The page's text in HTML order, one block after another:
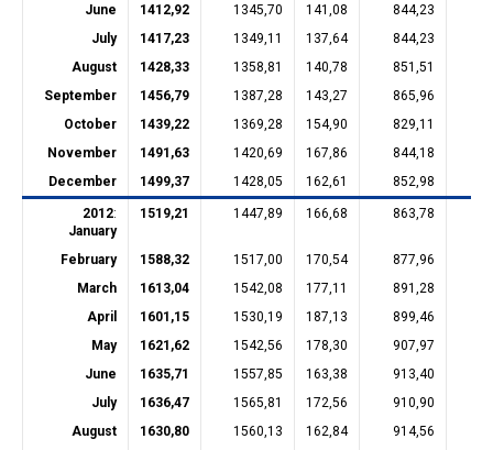
June
1412,92 1345,70 141,08 844,23
July
1417,23 1349,11 137,64 844,23
August
1428,33 1358,81 140,78 851,51
September
1456,79 1387,28 143,27 865,96
October
1439,22 1369,28 154,90 829,11
November
1491,63 1420,69 167,86 844,18
December
1499,37 1428,05 162,61 852,98
2012:
January
1519,21 1447,89 166,68 863,78
February 1588,32 1517,00 170,54 877,96
March
1613,04 1542,08 177,11 891,28
April
1601,15 1530,19 187,13 899,46
May
1621,62 1542,56 178,30 907,97
June
1635,71 1557,85 163,38 913,40
July
1636,47 1565,81 172,56 910,90
August
1630,80 1560,13 162,84 914,56